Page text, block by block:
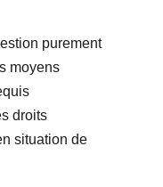
purement
moyens
droits
situation de